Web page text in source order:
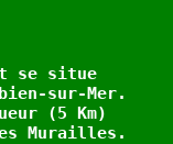
se situe
sur-Mer.
(5 Km)
Murailles.